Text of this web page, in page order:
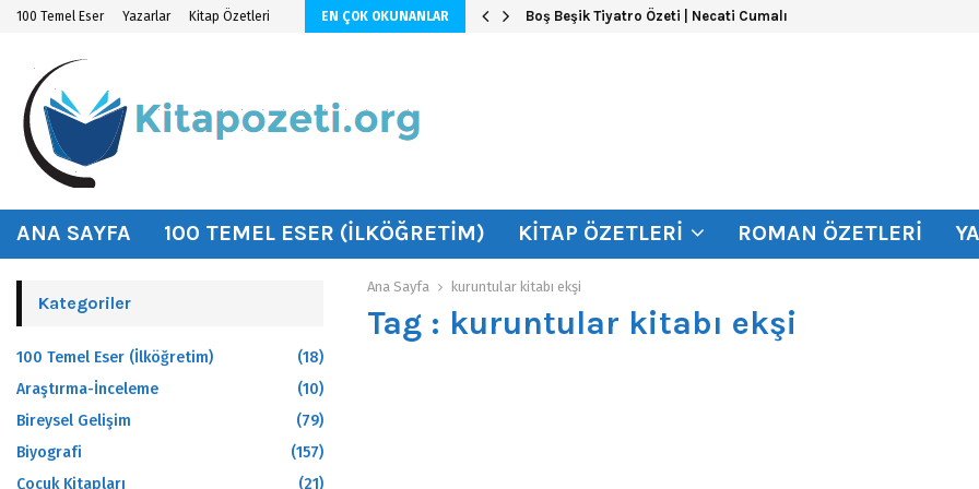
100 Temel Eser Yazarlar Kitap Özetleri EN ÇOK OKUNANLAR
ÖZETİ Boş Beşik Tiyatro Özeti | Necati Cumalı
ANA SAYFA 100 TEMEL ESER (İLKÖĞRETIM) KITAP ÖZETLERI ROMAN ÖZETLERI
Ana Sayfa kuruntular kitabı ekşi
Tag : kuruntular kitabı ekşi
Kategoriler
100 Temel Eser (İlköğretim)
(18)
Araştırma-İnceleme
(10)
Bireysel Gelişim
(79)
Biyografi
(157)
Çocuk Kitapları
(21)